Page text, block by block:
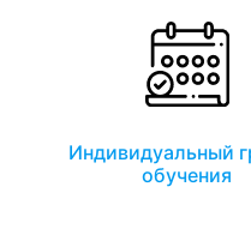
Индивидуальный
обучения